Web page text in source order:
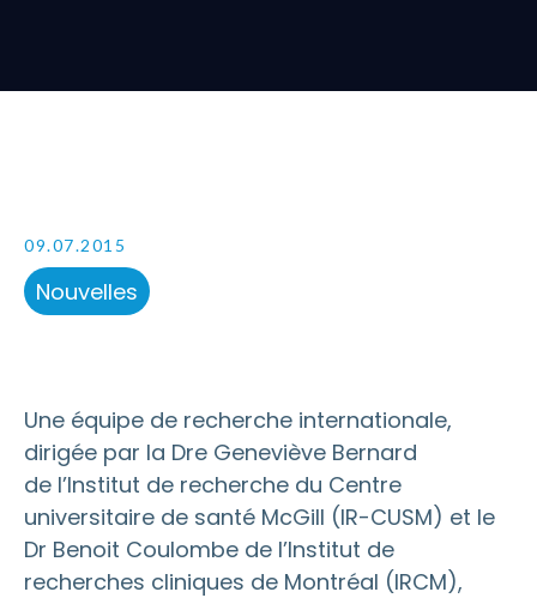
09.07.2015
Nouvelles
Une équipe de recherche internationale,
dirigée par la Dre Geneviève Bernard
de l’Institut de recherche du Centre
universitaire de santé McGill (IR-CUSM) et le
Dr Benoit Coulombe de l’Institut de
recherches cliniques de Montréal (IRCM),